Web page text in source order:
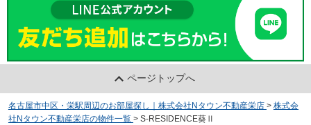
ページトップへ
名古屋市中区・栄駅周辺のお部屋探し｜株式会社Nタウン不動産栄店 > 株式会
社Nタウン不動産栄店の物件一覧 > S-RESIDENCE葵Ⅱ